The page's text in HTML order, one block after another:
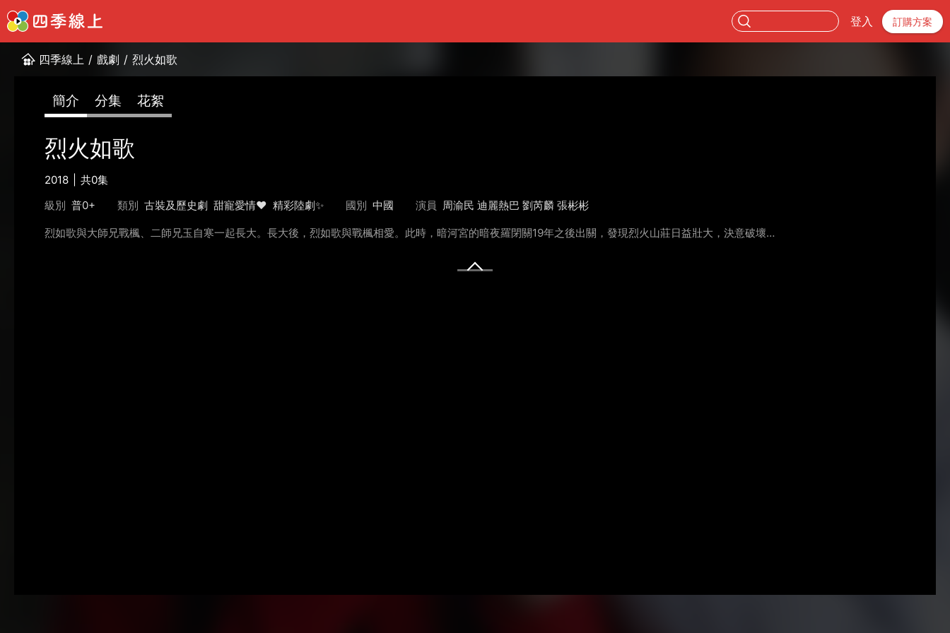
登入 訂購方案
四季線上 / 戲劇 / 烈火如歌
簡介 分集 花絮
烈火如歌
2018
共0集
級別 普0+ 類別 古裝及歷史劇 甜寵愛情❤️ 精彩陸劇✨ 國別 中國 演員 周渝民 迪麗熱巴 劉芮麟 張彬彬
烈如歌與大師兄戰楓、二師兄玉自寒一起長大。長大後，烈如歌與戰楓相愛。此時，暗河宮的暗夜羅閉關19年之後出關，發現烈火山莊日益壯大，決意破壞…